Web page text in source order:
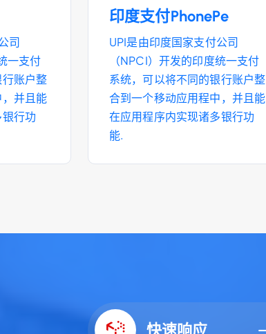
司
一支付
账户整
并且能
行功
印度支付PhonePe
UPI是由印度国家支付公司
（NPCI）开发的印度统一支付
系统，可以将不同的银行账户整
合到一个移动应用程中，并且能
在应用程序内实现诸多银行功
能.
快速响应